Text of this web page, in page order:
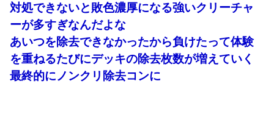
対処できないと敗色濃厚になる強いクリーチャ
ーが多すぎなんだよな
あいつを除去できなかったから負けたって体験
を重ねるたびにデッキの除去枚数が増えていく
最終的にノンクリ除去コンに